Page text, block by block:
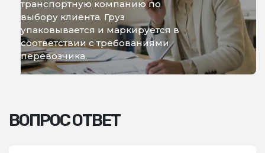
транспортную компанию по
выбору клиента. Груз
упаковывается и маркируется в
соответствии с требованиями
перевозчика.
ВОПРОС ОТВЕТ